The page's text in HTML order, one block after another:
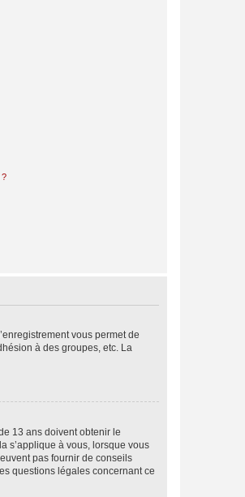
?
vous permet de
à des groupes, etc. La
13 ans doivent obtenir le
s’applique à vous, lorsque vous
pas fournir de conseils
questions légales concernant ce